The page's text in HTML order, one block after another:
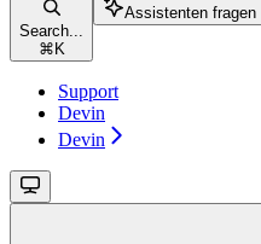
Search...
⌘ K
Assistenten fragen
Support
Devin
Devin